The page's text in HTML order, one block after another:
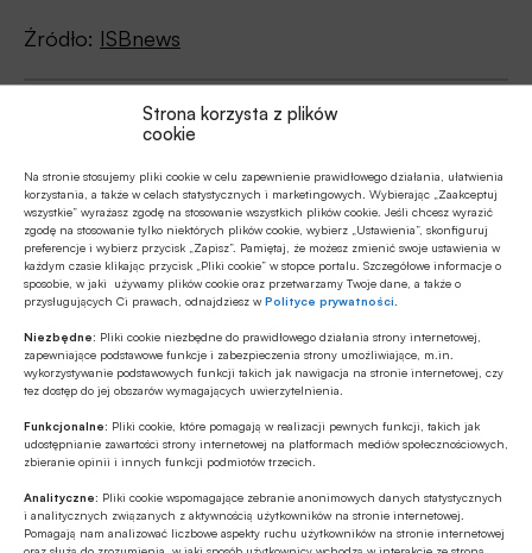
Strona korzysta z plików
cookie
Na stronie stosujemy pliki cookie w celu zapewnienie prawidłowego działania, ułatwienia
korzystania, a także w celach statystycznych i marketingowych. Wybierając „Zaakceptuj
wszystkie” wyrażasz zgodę na stosowanie wszystkich plików cookie. Jeśli chcesz wyrazić
zgodę na stosowanie tylko niektórych plików cookie, wybierz „Ustawienia”, skonfiguruj
preferencje i wybierz przycisk „Zapisz”. Pamiętaj, że możesz zmienić swoje ustawienia w
każdym czasie klikając przycisk „Pliki cookie” w stopce portalu. Szczegółowe informacje o
sposobie, w jaki używamy plików cookie oraz przetwarzamy Twoje dane, a także o
przysługujących Ci prawach, odnajdziesz wPolityce prywatności
Niezbędne: Pliki cookie niezbędne do prawidłowego działania strony internetowej,
zapewniające podstawowe funkcje i zabezpieczenia strony umożliwiające, m.in.
wykorzystywanie podstawowych funkcji takich jak nawigacja na stronie internetowej, czy
tez dostęp do jej obszarów wymagających uwierzytelnienia.
Funkcjonalne: Pliki cookie, które pomagają w realizacji pewnych funkcji, takich jak
udostępnianie zawartości strony internetowej na platformach mediów społecznościowych,
zbieranie opinii i innych funkcji podmiotów trzecich.
Analityczne: Pliki cookie wspomagające zebranie anonimowych danych statystycznych
i analitycznych związanych z aktywnością użytkowników na stronie internetowej.
Pomagają nam analizować liczbowe aspekty ruchu użytkowników na stronie internetowej
oraz służą do zrozumienia, w jaki sposób użytkownicy wchodzą w interakcje ze stroną
Źródło: ISBnews
Bank Pekao SA Bogdan Benczak
Powszechny Zakład Ubezpieczeń S.A. / PZU S.A.
Reorganizacja Sektor bankowy